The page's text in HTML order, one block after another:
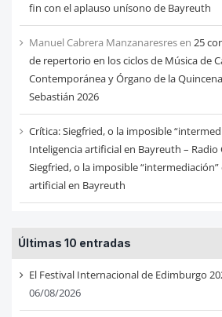
fin con el aplauso unísono de Bayreuth
Manuel Cabrera Manzanaresresen 25
de repertorio en los ciclos de Música de
Contemporánea y Órgano de la
Sebastián 2026
Crítica: Siegfried, o la imposible
Inteligencia artificial en Bayreuth – Radio
Siegfried, o la imposible
artificial en Bayreuth
Últimas 10 entradas
El Festival Internacional de Edimburgo
06/08/2026